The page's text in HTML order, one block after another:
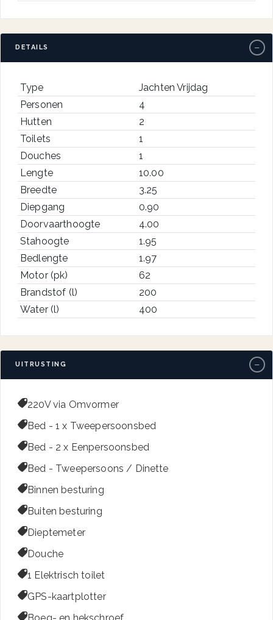
DETAILS −
Type
Jachten Vrijdag
Personen
4
Hutten
2
Toilets
1
Douches
1
Lengte
10.00
Breedte
3.25
Diepgang
0.90
Doorvaarthoogte
4.00
Stahoogte
1.95
Bedlengte
1.97
Motor (pk)
62
Brandstof (l)
200
Water (l)
400
UITRUSTING −
220V via Omvormer
Bed - 1 x Tweepersoonsbed
Bed - 2 x Eenpersoonsbed
Bed - Tweepersoons / Dinette
Binnen besturing
Buiten besturing
Dieptemeter
Douche
1 Elektrisch toilet
GPS-kaartplotter
Boeg- en hekschroef